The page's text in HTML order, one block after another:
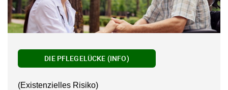
DIE PFLEGELÜCKE (INFO)
(Existenzielles Risiko)